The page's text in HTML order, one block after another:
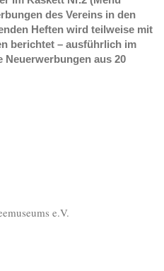
des Vereins in den
Heften wird teilweise mit
berichtet – ausführlich im
Neuerwerbungen aus 20
e.V.